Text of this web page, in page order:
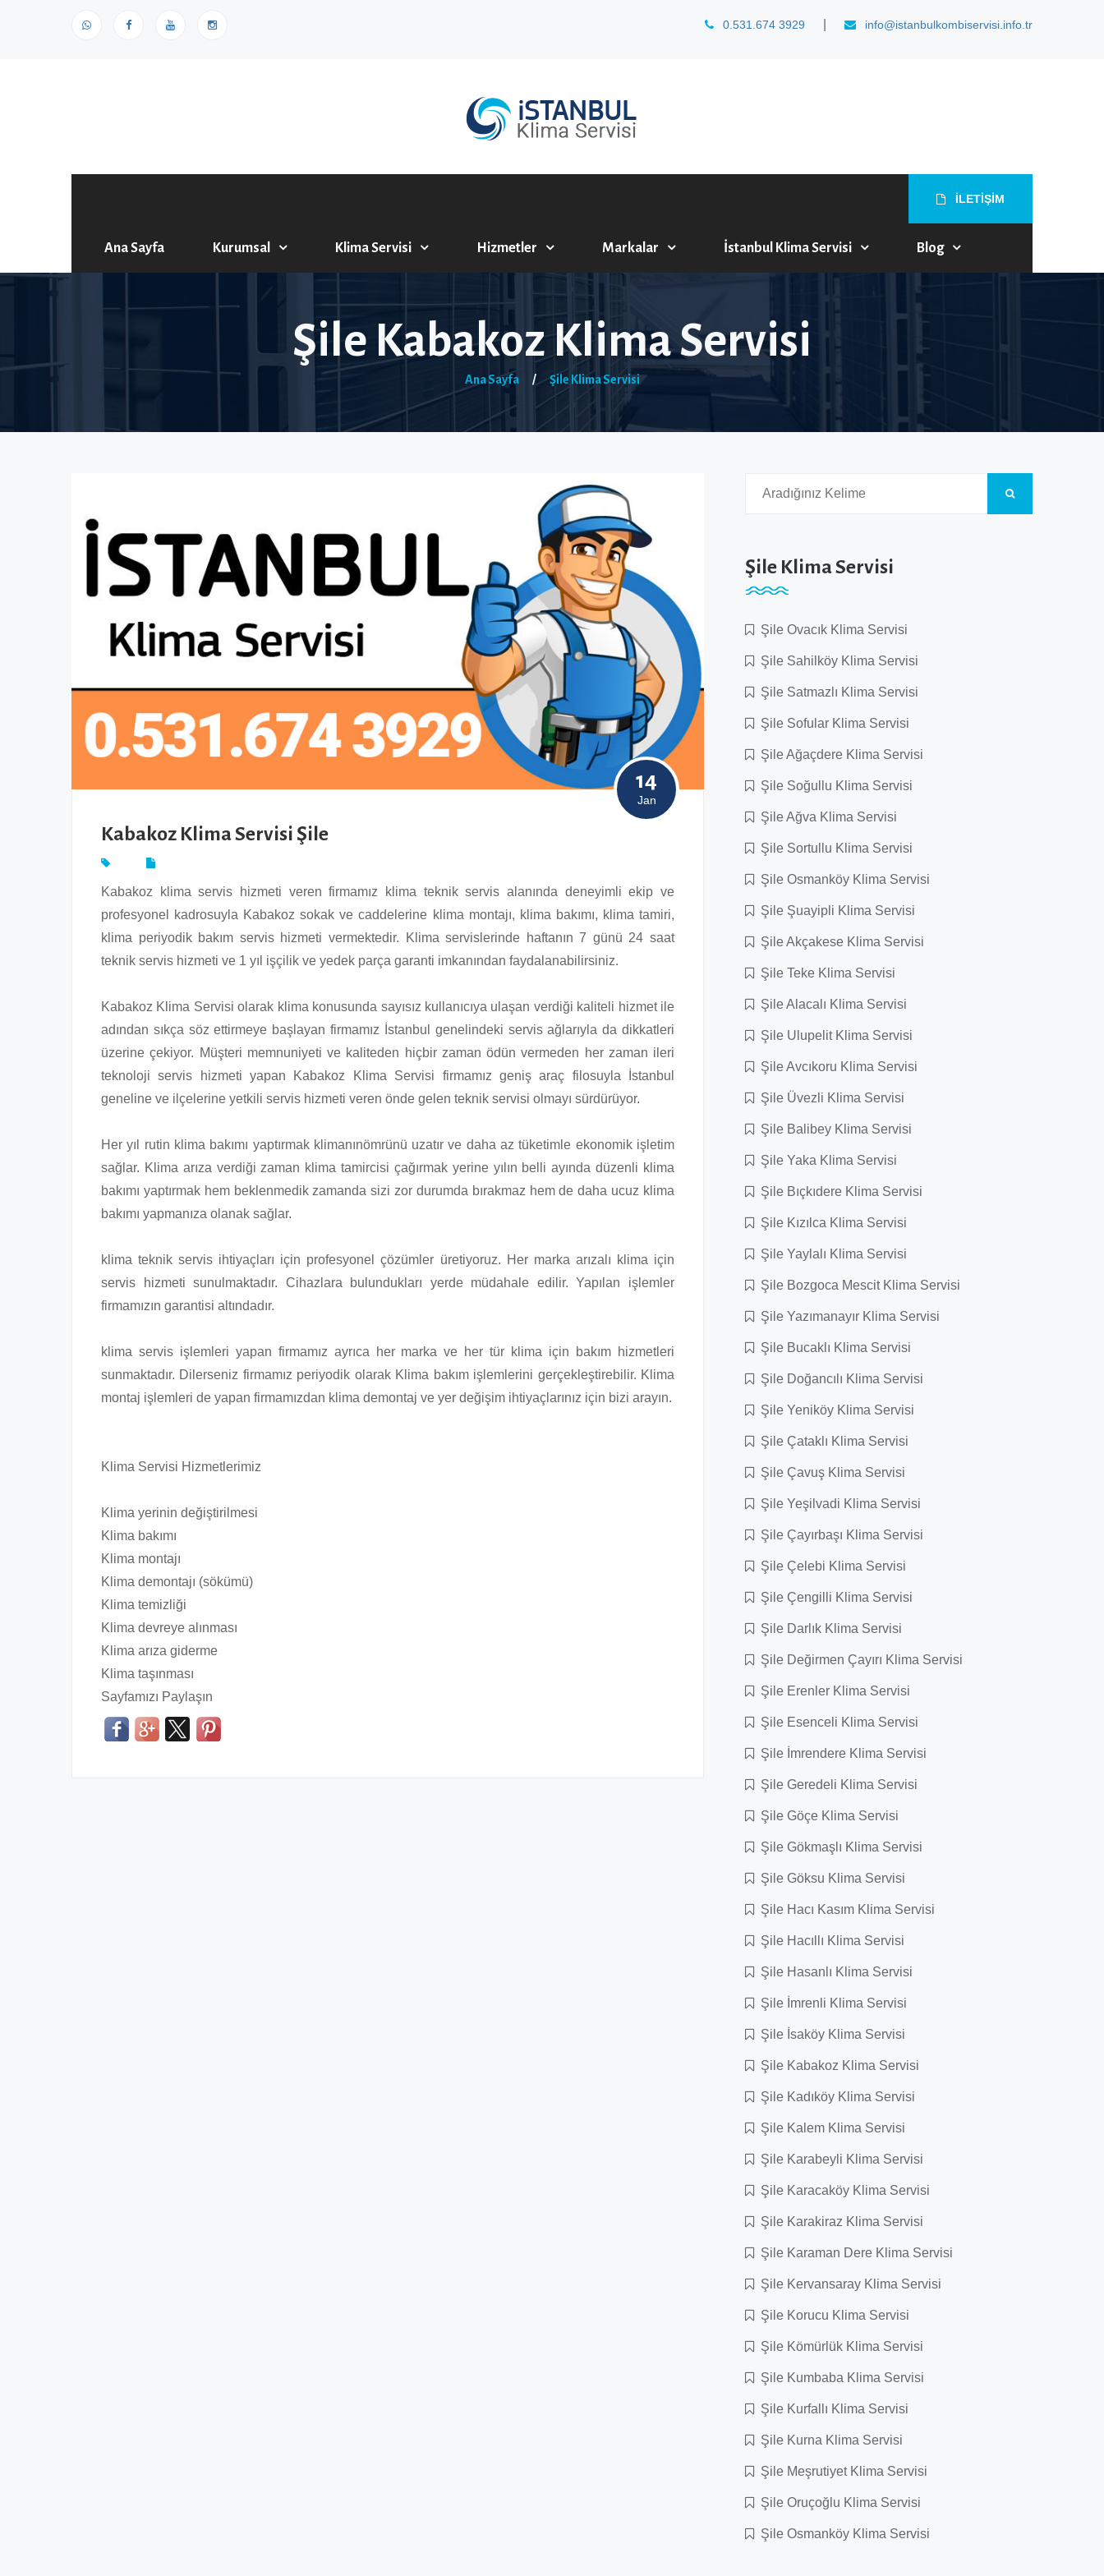
0.531.674 3929 info@istanbulkombiservisi.info.tr
İLETİŞİM
Ana Sayfa Kurumsal Klima Servisi Hizmetler Markalar İstanbul Klima Servisi Blog
Şile Kabakoz Klima Servisi
Ana Sayfa / Şile Klima Servisi
14
Jan
Kabakoz Klima Servisi Şile
Kabakoz klima servis hizmeti veren firmamız klima teknik servis alanında deneyimli ekip ve
profesyonel kadrosuyla Kabakoz sokak ve caddelerine klima montajı, klima bakımı, klima tamiri,
klima periyodik bakım servis hizmeti vermektedir. Klima servislerinde haftanın 7 günü 24 saat
teknik servis hizmeti ve 1 yıl işçilik ve yedek parça garanti imkanından faydalanabilirsiniz.
Kabakoz Klima Servisi olarak klima konusunda sayısız kullanıcıya ulaşan verdiği kaliteli hizmet ile
adından sıkça söz ettirmeye başlayan firmamız İstanbul genelindeki servis ağlarıyla da dikkatleri
üzerine çekiyor. Müşteri memnuniyeti ve kaliteden hiçbir zaman ödün vermeden her zaman ileri
teknoloji servis hizmeti yapan Kabakoz Klima Servisi firmamız geniş araç filosuyla İstanbul
geneline ve ilçelerine yetkili servis hizmeti veren önde gelen teknik servisi olmayı sürdürüyor.
Her yıl rutin klima bakımı yaptırmak klimanınömrünü uzatır ve daha az tüketimle ekonomik işletim
sağlar. Klima arıza verdiği zaman klima tamircisi çağırmak yerine yılın belli ayında düzenli klima
bakımı yaptırmak hem beklenmedik zamanda sizi zor durumda bırakmaz hem de daha ucuz klima
bakımı yapmanıza olanak sağlar.
klima teknik servis ihtiyaçları için profesyonel çözümler üretiyoruz. Her marka arızalı klima için
servis hizmeti sunulmaktadır. Cihazlara bulundukları yerde müdahale edilir. Yapılan işlemler
firmamızın garantisi altındadır.
klima servis işlemleri yapan firmamız ayrıca her marka ve her tür klima için bakım hizmetleri
sunmaktadır. Dilerseniz firmamız periyodik olarak Klima bakım işlemlerini gerçekleştirebilir. Klima
montaj işlemleri de yapan firmamızdan klima demontaj ve yer değişim ihtiyaçlarınız için bizi arayın.
Klima Servisi Hizmetlerimiz
Klima yerinin değiştirilmesi
Klima bakımı
Klima montajı
Klima demontajı (sökümü)
Klima temizliği
Klima devreye alınması
Klima arıza giderme
Klima taşınması
Sayfamızı Paylaşın
Şile Klima Servisi
Şile Ovacık Klima Servisi
Şile Sahilköy Klima Servisi
Şile Satmazlı Klima Servisi
Şile Sofular Klima Servisi
Şile Ağaçdere Klima Servisi
Şile Soğullu Klima Servisi
Şile Ağva Klima Servisi
Şile Sortullu Klima Servisi
Şile Osmanköy Klima Servisi
Şile Şuayipli Klima Servisi
Şile Akçakese Klima Servisi
Şile Teke Klima Servisi
Şile Alacalı Klima Servisi
Şile Ulupelit Klima Servisi
Şile Avcıkoru Klima Servisi
Şile Üvezli Klima Servisi
Şile Balibey Klima Servisi
Şile Yaka Klima Servisi
Şile Bıçkıdere Klima Servisi
Şile Kızılca Klima Servisi
Şile Yaylalı Klima Servisi
Şile Bozgoca Mescit Klima Servisi
Şile Yazımanayır Klima Servisi
Şile Bucaklı Klima Servisi
Şile Doğancılı Klima Servisi
Şile Yeniköy Klima Servisi
Şile Çataklı Klima Servisi
Şile Çavuş Klima Servisi
Şile Yeşilvadi Klima Servisi
Şile Çayırbaşı Klima Servisi
Şile Çelebi Klima Servisi
Şile Çengilli Klima Servisi
Şile Darlık Klima Servisi
Şile Değirmen Çayırı Klima Servisi
Şile Erenler Klima Servisi
Şile Esenceli Klima Servisi
Şile İmrendere Klima Servisi
Şile Geredeli Klima Servisi
Şile Göçe Klima Servisi
Şile Gökmaşlı Klima Servisi
Şile Göksu Klima Servisi
Şile Hacı Kasım Klima Servisi
Şile Hacıllı Klima Servisi
Şile Hasanlı Klima Servisi
Şile İmrenli Klima Servisi
Şile İsaköy Klima Servisi
Şile Kabakoz Klima Servisi
Şile Kadıköy Klima Servisi
Şile Kalem Klima Servisi
Şile Karabeyli Klima Servisi
Şile Karacaköy Klima Servisi
Şile Karakiraz Klima Servisi
Şile Karaman Dere Klima Servisi
Şile Kervansaray Klima Servisi
Şile Korucu Klima Servisi
Şile Kömürlük Klima Servisi
Şile Kumbaba Klima Servisi
Şile Kurfallı Klima Servisi
Şile Kurna Klima Servisi
Şile Meşrutiyet Klima Servisi
Şile Oruçoğlu Klima Servisi
Şile Osmanköy Klima Servisi